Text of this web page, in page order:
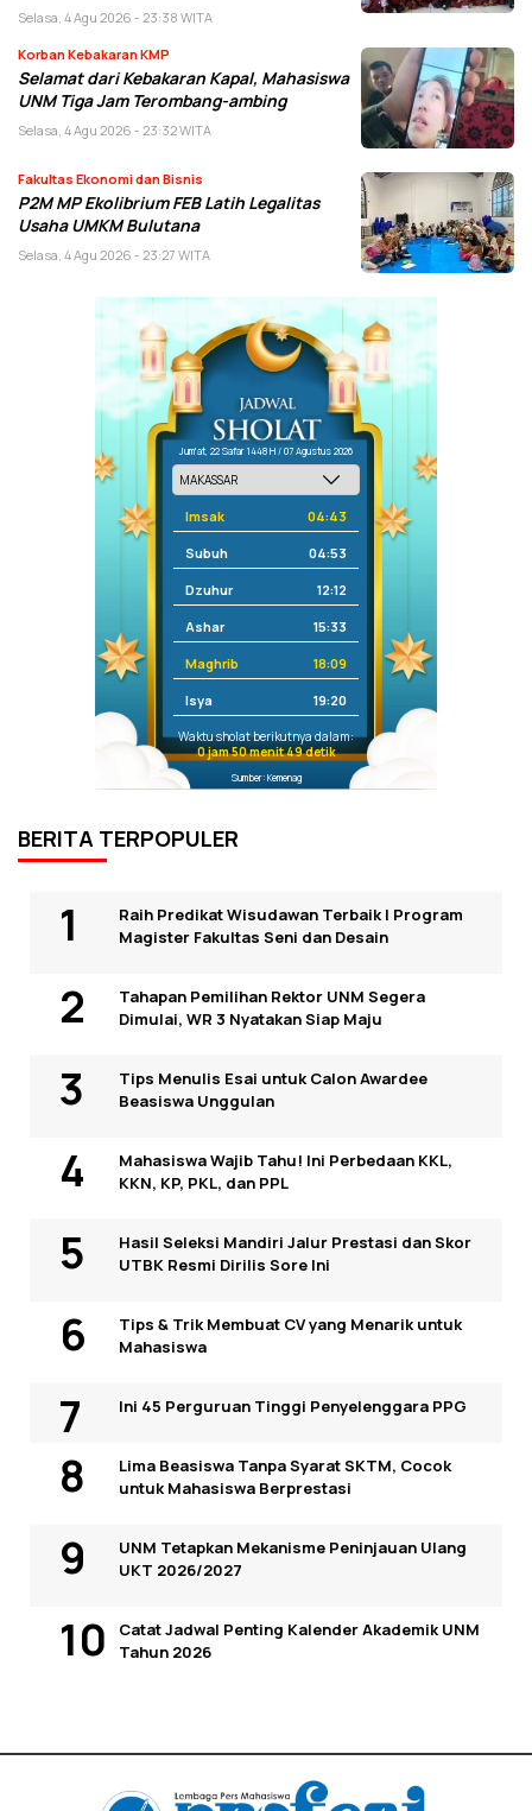
Selasa, 4 Agu 2026 - 23:38 WITA
Korban Kebakaran KMP
Selamat dari Kebakaran Kapal, Mahasiswa
UNM Tiga Jam Terombang-ambing
Selasa, 4 Agu 2026 - 23:32 WITA
Fakultas Ekonomi dan Bisnis
P2M MP Ekolibrium FEB Latih Legalitas
Usaha UMKM Bulutana
Selasa, 4 Agu 2026 - 23:27 WITA
Jum'at, 22 Safar 1448 H / 07 Agustus 2026
Imsak 04:43
Subuh 04:53
Dzuhur 12:12
Ashar 15:33
Maghrib 18:09
Isya 19:20
Waktu sholat berikutnya dalam:
0 jam 50 menit 48 detik
Sumber: Kemenag
BERITA TERPOPULER
Raih Predikat Wisudawan Terbaik I Program
Magister Fakultas Seni dan Desain
Tahapan Pemilihan Rektor UNM Segera
Dimulai, WR 3 Nyatakan Siap Maju
Tips Menulis Esai untuk Calon Awardee
Beasiswa Unggulan
Mahasiswa Wajib Tahu! Ini Perbedaan KKL,
KKN, KP, PKL, dan PPL
Hasil Seleksi Mandiri Jalur Prestasi dan Skor
UTBK Resmi Dirilis Sore Ini
Tips & Trik Membuat CV yang Menarik untuk
Mahasiswa
Ini 45 Perguruan Tinggi Penyelenggara PPG
Lima Beasiswa Tanpa Syarat SKTM, Cocok
untuk Mahasiswa Berprestasi
UNM Tetapkan Mekanisme Peninjauan Ulang
UKT 2026/2027
Catat Jadwal Penting Kalender Akademik UNM
Tahun 2026